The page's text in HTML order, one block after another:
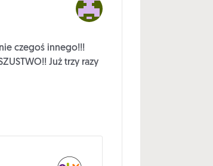
czegoś innego!!!
Już trzy razy